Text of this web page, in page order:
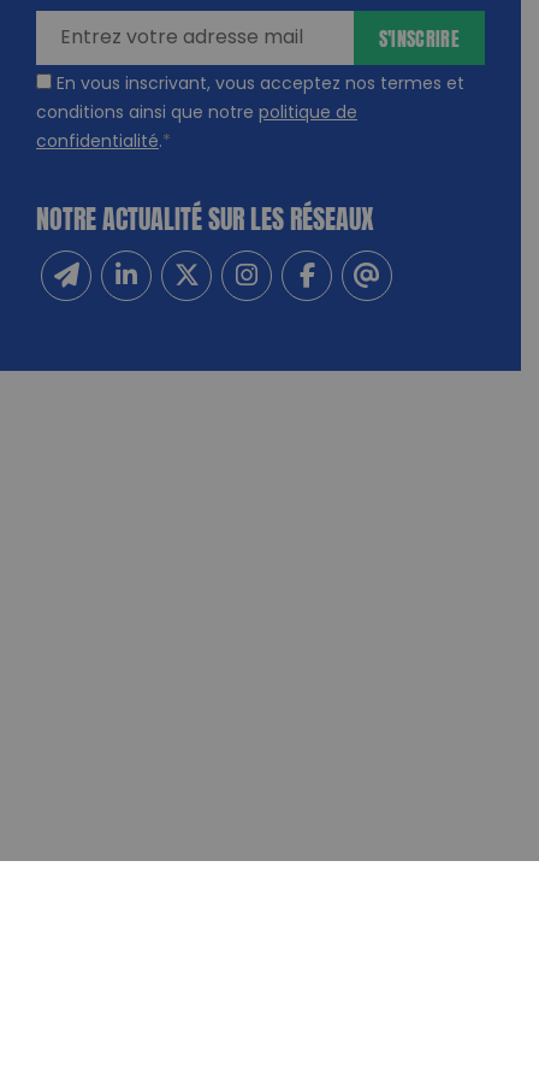
En vous inscrivant, vous acceptez nos termes et
conditions ainsi que notre politique de
confidentialité.*
S'INSCRIRE
NOTRE ACTUALITÉ SUR LES RÉSEAUX